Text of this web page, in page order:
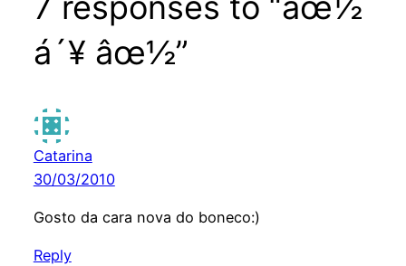
á´¥ âœ½”
Catarina
30/03/2010
Gosto da cara nova do boneco:)
Reply